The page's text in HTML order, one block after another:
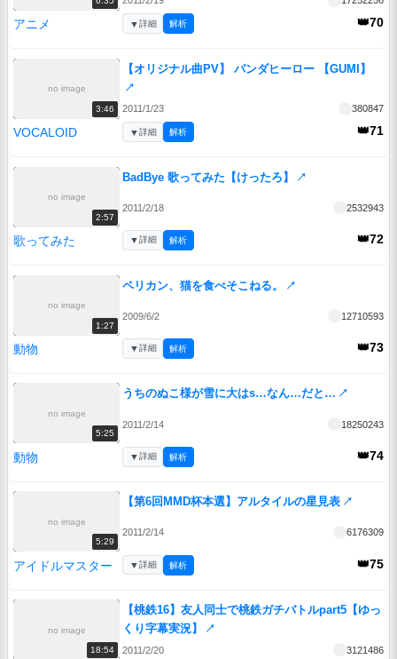
アニメ 👑70
▼詳細 解析
no image
3:46
【オリジナル曲PV】 パンダヒーロー 【GUMI】
↗
2011/1/23 380847
VOCALOID 👑71
▼詳細 解析
no image
2:57
BadBye 歌ってみた【けったろ】 ↗
2011/2/18 2532943
歌ってみた 👑72
▼詳細 解析
no image
1:27
ペリカン、猫を食べそこねる。 ↗
2009/6/2 12710593
動物 👑73
▼詳細 解析
no image
5:25
うちのぬこ様が雪に大はs…なん…だと… ↗
2011/2/14 18250243
動物 👑74
▼詳細 解析
no image
5:29
【第6回MMD杯本選】アルタイルの星見表 ↗
2011/2/14 6176309
アイドルマスター 👑75
▼詳細 解析
no image
18:54
【桃鉄16】友人同士で桃鉄ガチバトルpart5【ゆっ
くり字幕実況】
↗
2011/2/20 3121486